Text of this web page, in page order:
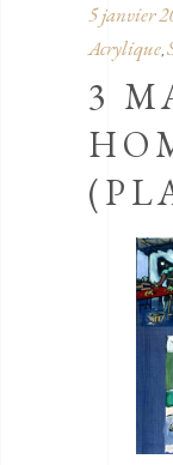
5 janvier
Acrylique,
3